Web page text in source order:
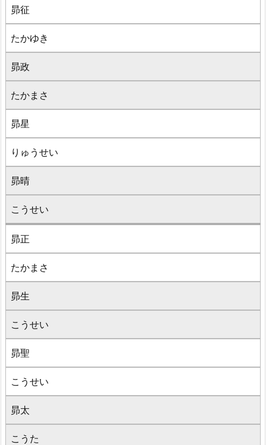
昴征
たかゆき
昴政
たかまさ
昴星
りゅうせい
昴晴
こうせい
昴正
たかまさ
昴生
こうせい
昴聖
こうせい
昴太
こうた